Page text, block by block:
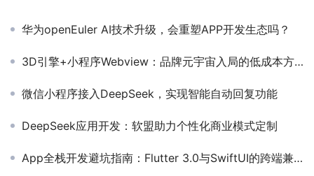
华为openEuler AI技术升级，会重塑APP开发生态吗？
3D引擎+小程序Webview：品牌元宇宙入局的低成本方案
微信小程序接入DeepSeek，实现智能自动回复功能
DeepSeek应用开发：软盟助力个性化商业模式定制
App全栈开发避坑指南：Flutter 3.0与SwiftUI的跨端兼容性实战